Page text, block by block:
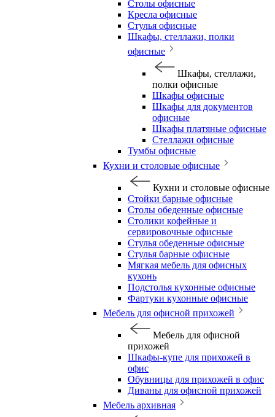
Столы офисные
Кресла офисные
Стулья офисные
Шкафы, стеллажи, полки
офисные
Шкафы, стеллажи,
полки офисные
Шкафы офисные
Шкафы для документов
офисные
Шкафы платяные офисные
Стеллажи офисные
Тумбы офисные
Кухни и столовые офисные
Кухни и столовые офисные
Стойки барные офисные
Столы обеденные офисные
Столики кофейные и
сервировочные офисные
Стулья обеденные офисные
Стулья барные офисные
Мягкая мебель для офисных
кухонь
Подстолья кухонные офисные
Фартуки кухонные офисные
Мебель для офисной прихожей
Мебель для офисной
прихожей
Шкафы-купе для прихожей в
офис
Обувницы для прихожей в офис
Диваны для офисной прихожей
Мебель архивная